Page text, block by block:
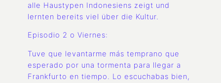
alle Haustypen Indonesiens zeigt und
lernten bereits viel über die Kultur.
Episodio 2 o Viernes:
Tuve que levantarme más temprano que
esperado por una tormenta para llegar a
Frankfurto en tiempo. Lo escuchabas bien,